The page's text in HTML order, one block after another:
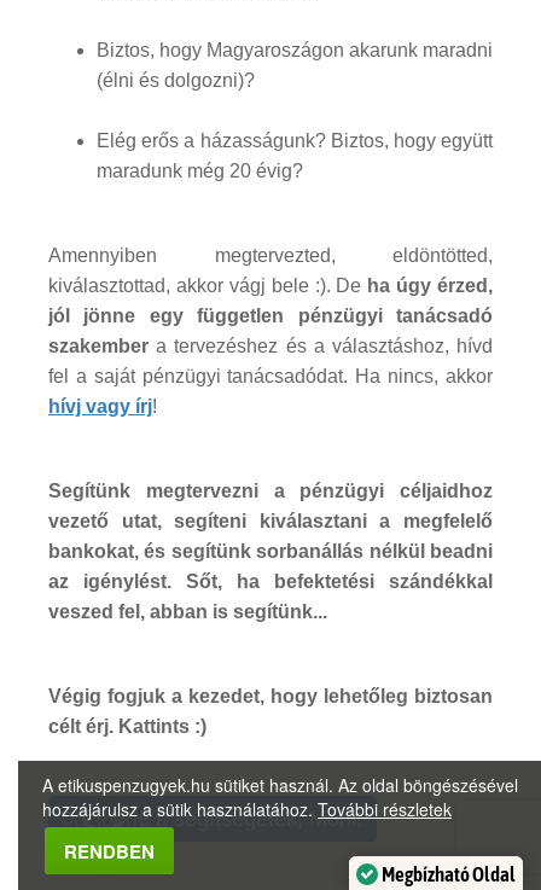
Biztos, hogy Magyaroszágon akarunk maradni
(élni és dolgozni)?
Elég erős a házasságunk? Biztos, hogy együtt
maradunk még 20 évig?
Amennyiben megtervezted, eldöntötted,
kiválasztottad, akkor vágj bele :). De ha úgy érzed,
jól jönne egy független pénzügyi tanácsadó
szakember a tervezéshez és a választáshoz, hívd
fel a saját pénzügyi tanácsadódat. Ha nincs, akkor
hívj vagy írj!
Segítünk megtervezni a pénzügyi céljaidhoz
vezető utat, segíteni kiválasztani a megfelelő
bankokat, és segítünk sorbanállás nélkül beadni
az igénylést. Sőt, ha befektetési szándékkal
veszed fel, abban is segítünk...
Végig fogjuk a kezedet, hogy lehetőleg biztosan
célt érj. Kattints :)
Jól jönne a segítségetek, Móni!
A etikuspenzugyek.hu sütiket használ. Az oldal böngészésével
hozzájárulsz a sütik használatához. További részletek
RENDBEN
Megbízható Oldal